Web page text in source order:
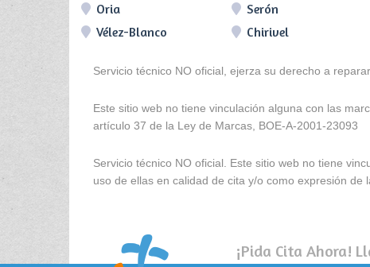
Oria
Serón
Vélez-Blanco
Chirivel
Servicio técnico NO oficial, ejerza su derecho a
Este sitio web no tiene vinculación alguna con las
artículo 37 de la Ley de Marcas, BOE-A-2001-23093
Servicio técnico NO oficial. Este sitio web no tiene
uso de ellas en calidad de cita y/o como expresión
¡Pida Cita Ahora!